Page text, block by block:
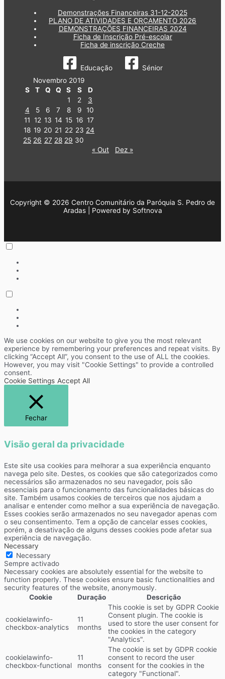
Demonstrações Financeiras 31-12-2025
PLANO DE ATIVIDADES E ORÇAMENTO 2026
DEMONSTRAÇÕES FINANCEIRAS 2024
Ficha de Inscrição Pré-escolar
Ficha de inscrição Creche
Educação
Sénior
Novembro 2019
S
T Q Q S S
D
1
2
3
4
5 6 7 8 9
10
11 12 13 14 15 16 17
18 19 20 21 22 23 24
25 26 27 28 29 30
« Out
Dez »
Copyright © 2026 Centro Comunitário da Paróquia S. Pedro de
Aradas | Powered by Softnova
We use cookies on our website to give you the most relevant
experience by remembering your preferences and repeat visits. By
clicking “Accept All”, you consent to the use of ALL the cookies.
However, you may visit "Cookie Settings" to provide a controlled
consent.
Cookie Settings Accept All
Fechar
Visão geral da privacidade
Este site usa cookies para melhorar a sua experiência enquanto
navega pelo site. Destes, os cookies que são categorizados como
necessários são armazenados no seu navegador, pois são
essenciais para o funcionamento das funcionalidades básicas do
site. Também usamos cookies de terceiros que nos ajudam a
analisar e entender como melhor a sua experiência de navegação.
Esses cookies serão armazenados no seu navegador apenas com
o seu consentimento. Tem a opção de cancelar esses cookies,
porém, a desativação de alguns desses cookies pode afetar sua
experiência de navegação.
Necessary
Necessary
Sempre activado
Necessary cookies are absolutely essential for the website to
function properly. These cookies ensure basic functionalities and
security features of the website, anonymously.
Cookie
Duração Descrição
cookielawinfo-
checkbox-analytics
11
months
This cookie is set by GDPR Cookie
Consent plugin. The cookie is
used to store the user consent for
the cookies in the category
"Analytics".
cookielawinfo-
checkbox-functional
11
months
The cookie is set by GDPR cookie
consent to record the user
consent for the cookies in the
category "Functional".